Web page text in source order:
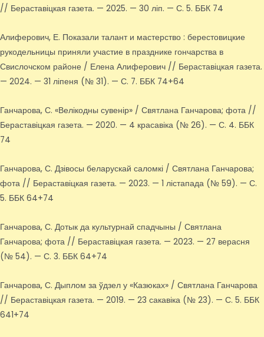
// Бераставіцкая газета. — 2025. — 30 ліп. — С. 5. ББК 74
Алиферович, Е. Показали талант и мастерство : берестовицкие
рукодельницы приняли участие в празднике гончарства в
Свислочском районе / Елена Алиферович // Бераставіцкая газета.
— 2024. — 31 ліпеня (№ 31). — С. 7. ББК 74+64
Ганчарова, С. «Велікодны сувенір» / Святлана Ганчарова; фота //
Бераставіцкая газета. — 2020. — 4 красавіка (№ 26). — С. 4. ББК
74
Ганчарова, С. Дзівосы беларускай саломкі / Святлана Ганчарова;
фота // Бераставіцкая газета. — 2023. — 1 лістапада (№ 59). — С.
5. ББК 64+74
Ганчарова, С. Дотык да культурнай спадчыны / Святлана
Ганчарова; фота // Бераставіцкая газета. — 2023. — 27 верасня
(№ 54). — С. 3. ББК 64+74
Ганчарова, С. Дыплом за ўдзел у «Казюках» / Святлана Ганчарова
// Бераставіцкая газета. — 2019. — 23 сакавіка (№ 23). — С. 5. ББК
641+74